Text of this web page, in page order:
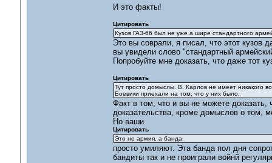
И это факты!
Цитировать
Кузов ГАЗ-66 был не уже а шире стандартного
Это вы соврали, я писал, что этот кузов
вы увидели слово "стандартный
Попробуйте мне доказать, что даже тот
Цитировать
Тут просто домыслы. В. Карлов не имеет никакого
Боевики приехали на том, что у них было.
Факт в том, что и вы не можете
доказательства, кроме домыслов о том,
Но ваши
Цитировать
Это не армия, а банда.
просто умиляют. Эта банда пол дня
бандиты так и не проиграли войнй